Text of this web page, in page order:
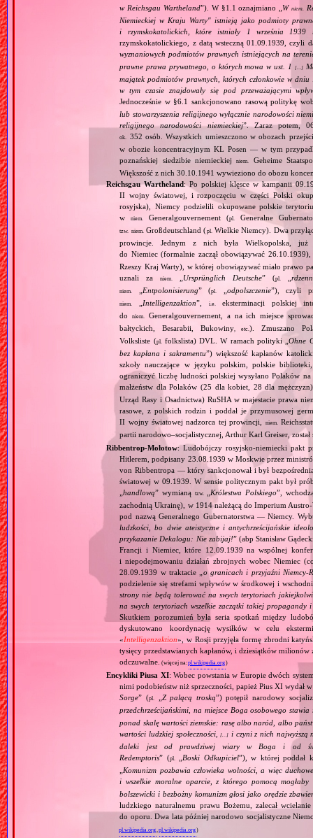
w Reichsgau Wartheland”). W §1.1 oznajmiano „W niem.
Niemieckiej w Kraju Warty" istnieją jako podmioty
i rzymskokatolickich, które istniały 1 września
rzymskokatolickiego, z datą wsteczną 01.09.1939, czyli
wyznaniowych podmiotów prawnych istniejących na
prawne prawa prywatnego, o których mowa w ust. 1
[…]
majątek podmiotów prawnych, których członkowie w
w tym czasie znajdowały się pod przeważającymi
Jednocześnie w §6.1 sankcjonowano rasową politykę
lub stowarzyszenia religijnego wyłącznie narodowości
religijnego narodowości niemieckiej”. Zaraz potem,
ok.
352 osób. Wszystkich umieszczono w obozach
w obozie koncentracyjnym KL Posen — w tym
poznańskiej siedzibie niemieckiejniem.
Geheime
Większość z nich 30.10.1941 wywieziono do obozu
Reichsgau Wartheland: Po polskiej klęsce w kampanii
II wojny światowej, i rozpoczęciu w części Polski
rosyjska), Niemcy podzielili okupowane polskie
wniem. Generalgouvernement (pl. Generalne
tzw. niem. Großdeutschland (pl. Wielkie Niemcy). Dwa
prowincje. Jednym z nich była Wielkopolska, już
do Niemiec (formalnie zaczął obowiązywać
Rzeszy Kraj Warty), w której obowiązywać miało prawo
uznali zaniem. Ursprünglich Deutsche” (pl.
niem. Entpolonisierung” (pl. odpolszczenie”), czyli
niem. Intelligenzaktion”, i.e.
eksterminacji polskiej
doniem.
Generalgouvernement, a na ich miejsce
bałtyckich, Besarabii, Bukowiny, etc. ). Zmuszano
Volksliste (pl. folkslista) DVL. W ramach polityki „Ohne
bez kapłana i sakramentu”) większość kapłanów
szkoły nauczające w języku polskim, polskie
ograniczyć liczbę ludności polskiej wysyłano Polaków
małżeństw dla Polaków (25 dla kobiet, 28 dla
Urząd Rasy i Osadnictwa) RuSHA w majestacie prawa
rasowe, z polskich rodzin i poddał je przymusowej
II wojny światowej nadzorca tej prowincji,
niem.
partii narodowo–socjalistycznej, Arthur Karl Greiser, został
Ribbentrop‐Mołotow: Ludobójczy rosyjsko‐niemiecki pakt
Hitlerem, podpisany 23.08.1939 w Moskwie przez
von Ribbentropa — który sankcjonował i był
światowej w 09.1939. W sensie politycznym pakt był
„handlową” wymianą tzw. Królestwa Polskiego”,
zachodnią Ukrainę), w 1914 należącą do Imperium
pod nazwą Generalnego Gubernatorstwa — Niemcy.
ludzkości, bo dwie ateistyczne i antychrześcijańskie
przykazanie Dekalogu: Nie zabijaj!” (abp Stanisław
Francji i Niemiec, które 12.09.1939 na wspólnej
i niepodejmowaniu działań zbrojnych wobec Niemiec
28.09.1939 w traktacie „ o granicach i przyjaźni
podzielenie się strefami wpływów w środkowej i
strony nie będą tolerować na swych terytoriach
na swych terytoriach wszelkie zaczątki takiej
Skutkiem porozumień była seria spotkań między
dyskutowano koordynację wysiłków w celu
«Intelligenzaktion», w Rosji przyjęła formę zbrodni
tysięcy przedstawianych kapłanów, i dziesiątków
odczuwalne. (więcej na:pl.wikipedia.org)
Encykliki Piusa XI: Wobec powstania w Europie dwóch
nimi podobieństw niż sprzeczności, papież Pius XI
Sorge” (pl. Z palącą troską”) potępił narodowy
przedchrześcijańskimi, na miejsce Boga osobowego
ponad skalę wartości ziemskie: rasę albo naród, albo
wartości ludzkiej społeczności,[…] i czyni z nich najwyższą
daleki jest od prawdziwej wiary w Boga i od
Redemptoris” (pl. Boski Odkupiciel”), w której poddał
Komunizm pozbawia człowieka wolności, a więc
i wszelkie moralne oparcie, z którego pomocą
bolszewicki i bezbożny komunizm głosi jako orędzie
ludzkiego naturalnemu prawu Bożemu, zalecał
do oporu. Dwa lata później narodowo socjalistyczne
pl.wikipedia.org ,pl.wikipedia.org)